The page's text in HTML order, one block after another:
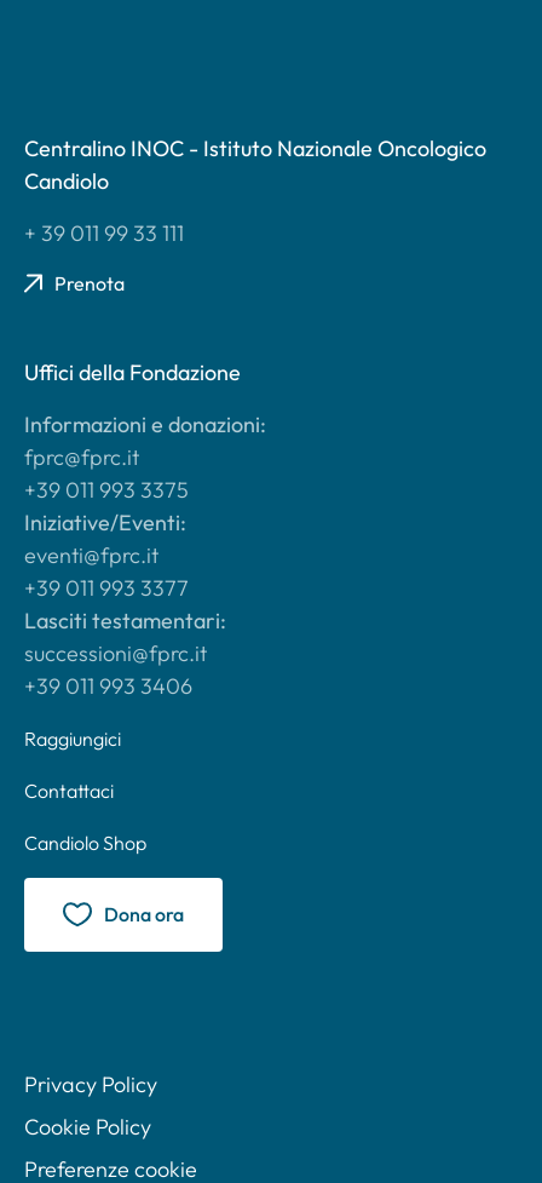
Centralino INOC - Istituto Nazionale Oncologico
Candiolo
+ 39 011 99 33 111
Prenota
Uffici della Fondazione
Informazioni e donazioni:
fprc@fprc.it
+39 011 993 3375
Iniziative/Eventi:
eventi@fprc.it
+39 011 993 3377
Lasciti testamentari:
successioni@fprc.it
+39 011 993 3406
Raggiungici
Contattaci
Candiolo Shop
Dona ora
Privacy Policy
Cookie Policy
Preferenze cookie